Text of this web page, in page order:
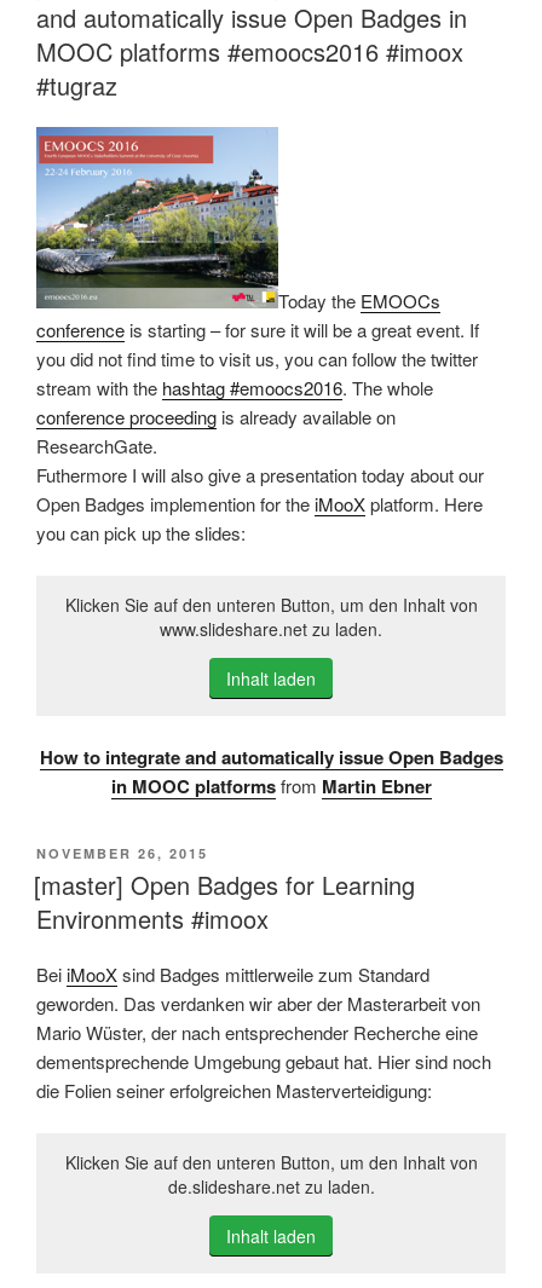
and automatically issue Open Badges in
MOOC platforms #emoocs2016 #imoox
#tugraz
Today the EMOOCs
conference is starting – for sure it will be a great event. If
you did not find time to visit us, you can follow the twitter
stream with the hashtag #emoocs2016. The whole
conference proceeding is already available on
ResearchGate.
Futhermore I will also give a presentation today about our
Open Badges implemention for theiMooXplatform. Here
you can pick up the slides:
Klicken Sie auf den unteren Button, um den Inhalt von
www.slideshare.net zu laden.
Inhalt laden
How to integrate and automatically issue Open Badges
in MOOC platforms from Martin Ebner
VERÖFFENTLICHT
AM
NOVEMBER 26, 2015
[master] Open Badges for Learning
Environments #imoox
BeiiMooXsind Badges mittlerweile zum Standard
geworden. Das verdanken wir aber der Masterarbeit von
Mario Wüster, der nach entsprechender Recherche eine
dementsprechende Umgebung gebaut hat. Hier sind noch
die Folien seiner erfolgreichen Masterverteidigung:
Klicken Sie auf den unteren Button, um den Inhalt von
de.slideshare.net zu laden.
Inhalt laden